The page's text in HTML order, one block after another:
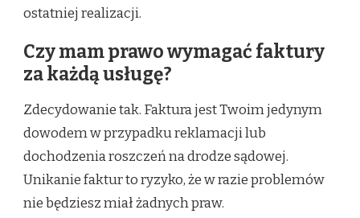
ostatniej realizacji.
Czy mam prawo wymagać faktury
za każdą usługę?
Zdecydowanie tak. Faktura jest Twoim jedynym
dowodem w przypadku reklamacji lub
dochodzenia roszczeń na drodze sądowej.
Unikanie faktur to ryzyko, że w razie problemów
nie będziesz miał żadnych praw.